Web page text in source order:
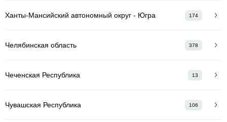
Ханты-Мансийский автономный округ - Югра 174
Челябинская область 378
Чеченская Республика 13
Чувашская Республика 106